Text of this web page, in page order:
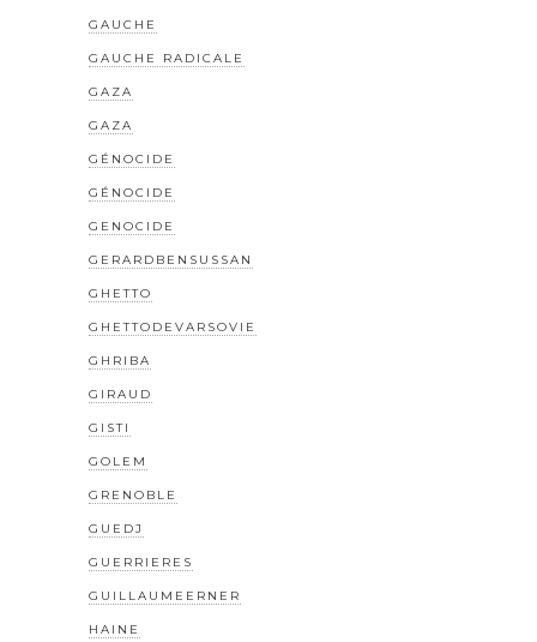
GAUCHE
GAUCHE RADICALE
GAZA
GAZA
GÉNOCIDE
GÉNOCIDE
GENOCIDE
GERARDBENSUSSAN
GHETTO
GHETTODEVARSOVIE
GHRIBA
GIRAUD
GISTI
GOLEM
GRENOBLE
GUEDJ
GUERRIERES
GUILLAUMEERNER
HAINE